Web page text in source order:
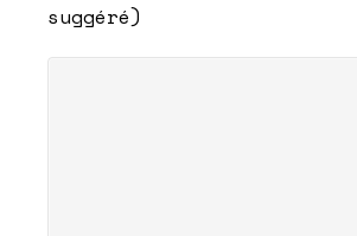
suggéré)